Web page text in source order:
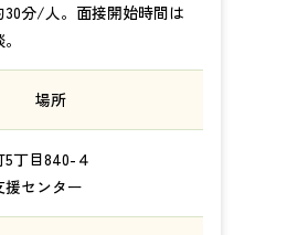
分/人。面接開始時間は
場所
丁目840-４
センター